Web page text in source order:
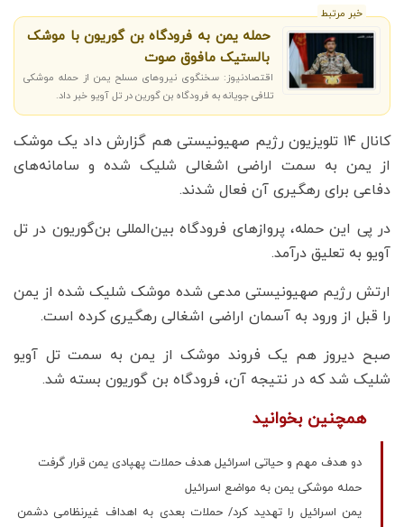
خبر مرتبط
حمله یمن به فرودگاه بن گوریون با موشک
بالستیک مافوق صوت
اقتصادنیوز: سخنگوی نیروهای مسلح یمن از حمله موشکی
تلافی جویانه به فرودگاه بن گورین در تل آویو خبر داد.
کانال ۱۴ تلویزیون رژیم صهیونیستی هم گزارش داد یک موشک
از یمن به سمت اراضی اشغالی شلیک شده و سامانه‌های
دفاعی برای رهگیری آن فعال شدند.
در پی این حمله، پروازهای فرودگاه بین‌المللی بن‌گوریون در تل
آویو به تعلیق درآمد.
ارتش رژیم صهیونیستی مدعی شده موشک شلیک شده از یمن
را قبل از ورود به آسمان اراضی اشغالی رهگیری کرده است.
صبح دیروز هم یک فروند موشک از یمن به سمت تل آویو
شلیک شد که در نتیجه آن، فرودگاه بن گوریون بسته شد.
همچنین بخوانید
دو هدف مهم و حیاتی اسرائیل هدف حملات پهپادی یمن قرار گرفت
حمله موشکی یمن به مواضع اسرائیل
یمن اسرائیل را تهدید کرد/ حملات بعدی به اهداف غیرنظامی دشمن